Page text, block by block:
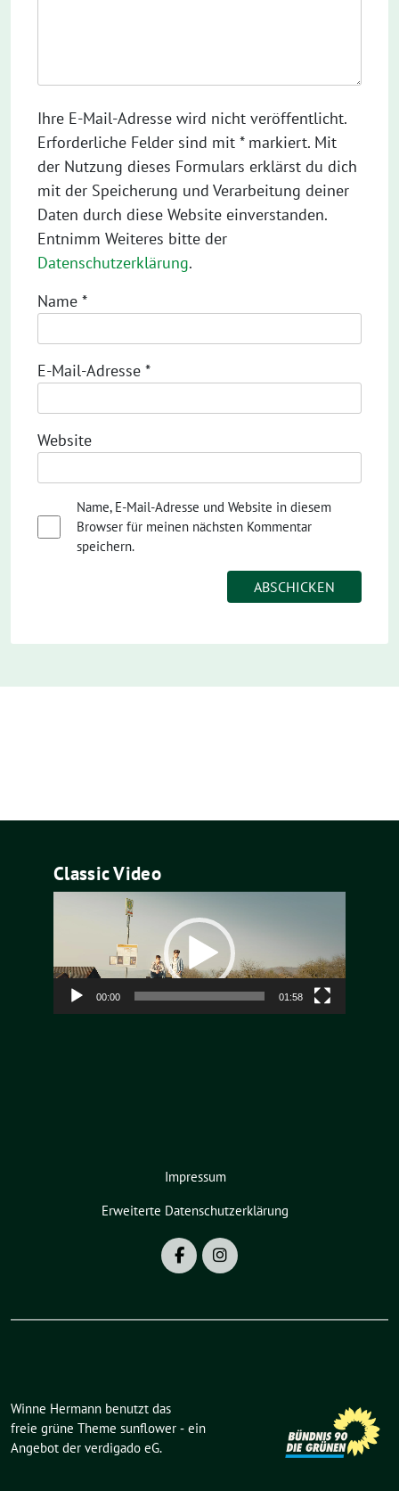
Ihre E-Mail-Adresse wird nicht veröffentlicht.
Erforderliche Felder sind mit * markiert. Mit
der Nutzung dieses Formulars erklärst du dich
mit der Speicherung und Verarbeitung deiner
Daten durch diese Website einverstanden.
Entnimm Weiteres bitte der
Datenschutzerklärung.
Name *
E-Mail-Adresse *
Website
Name, E-Mail-Adresse und Website in diesem
Browser für meinen nächsten Kommentar
speichern.
Classic Video
00:00 01:58
Impressum
Erweiterte Datenschutzerklärung
Winne Hermann benutzt das
freie grüne Theme sunflower ‐ ein
Angebot der verdigado eG.